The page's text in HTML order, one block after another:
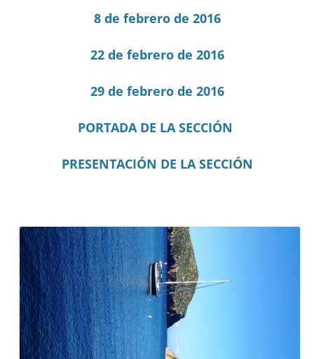
8 de febrero de 2016
22 de febrero de 2016
29 de febrero de 2016
PORTADA DE LA SECCIÓN
PRESENTACIÓN DE LA SECCIÓN